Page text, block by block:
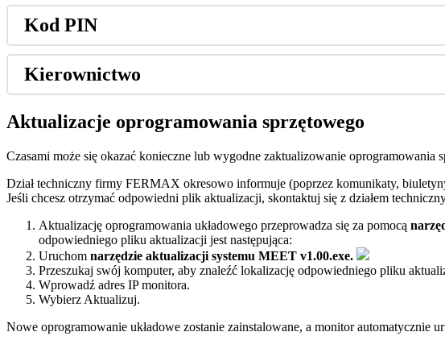
Kod PIN
Kierownictwo
Aktualizacje oprogramowania sprzętowego
Czasami może się okazać konieczne lub wygodne zaktualizowanie oprogramowania
Dział techniczny firmy FERMAX okresowo informuje (poprzez komunikaty,
Jeśli chcesz otrzymać odpowiedni plik aktualizacji, skontaktuj się z działem
Aktualizację oprogramowania układowego przeprowadza się za pomocą narzę
odpowiedniego pliku aktualizacji jest następująca:
Uruchom narzędzie aktualizacji systemu MEET v1.00.exe.
Przeszukaj swój komputer, aby znaleźć lokalizację odpowiedniego pliku
Wprowadź adres IP monitora.
Wybierz Aktualizuj.
Nowe oprogramowanie układowe zostanie zainstalowane, a monitor automatycznie